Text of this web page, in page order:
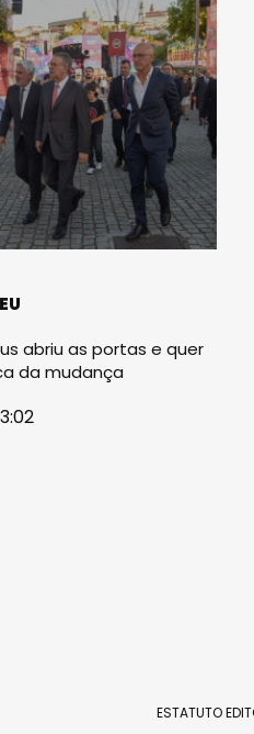
abriu as portas e quer
da mudança
ESTATUTO